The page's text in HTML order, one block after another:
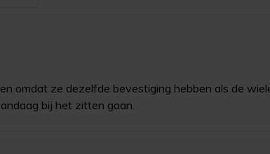
omdat ze dezelfde bevestiging hebben als de
bij het zitten gaan.